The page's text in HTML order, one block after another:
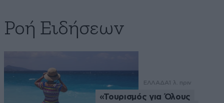
Ροή Ειδήσεων
ΕΛΛΑΔΑ 1 λ. πριν
«Τουρισμός για Όλους